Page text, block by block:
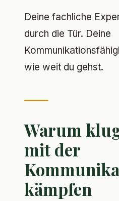
Deine fachliche
durch die Tür. Deine
wie weit du gehst.
Warum
mit der
kämpfen